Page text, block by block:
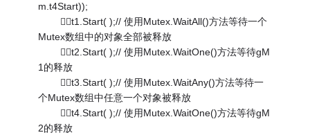
m.t4Start));
t1.Start( );// 使用Mutex.WaitAll()方法等待一个
Mutex数组中的对象全部被释放
t2.Start( );// 使用Mutex.WaitOne()方法等待gM
1的释放
t3.Start( );// 使用Mutex.WaitAny()方法等待一
个Mutex数组中任意一个对象被释放
t4.Start( );// 使用Mutex.WaitOne()方法等待gM
2的释放